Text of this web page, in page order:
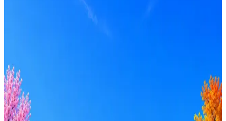
iTPROTECT
2 активные вакансии